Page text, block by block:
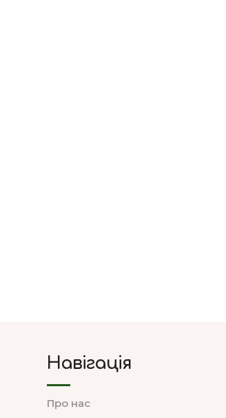
Навігація
Про нас